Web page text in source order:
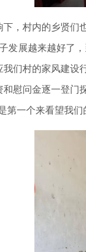
村内的乡贤们
发展越来越好了
们村的家风建设
问金逐一登门
第一个来看望我